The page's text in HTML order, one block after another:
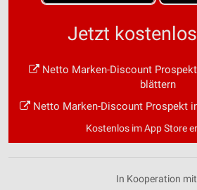
Jetzt
Netto Marken-Discount
blättern
Netto Marken-Discount Prospekt
Kostenlos im App Store
In Kooperation